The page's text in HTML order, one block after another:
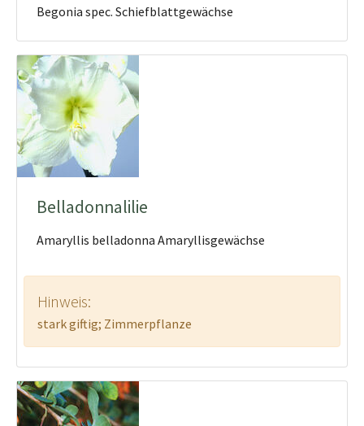
Begonia spec. Schiefblattgewächse
Belladonnalilie
Amaryllis belladonna Amaryllisgewächse
Hinweis:
stark giftig; Zimmerpflanze